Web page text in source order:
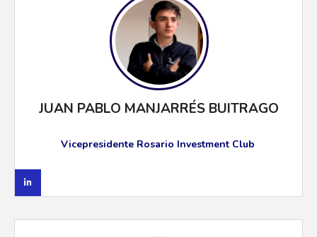
JUAN PABLO MANJARRÉS BUITRAGO
Vicepresidente Rosario Investment Club